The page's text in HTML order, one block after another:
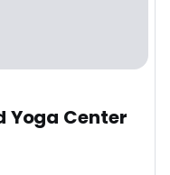
Yoga Center